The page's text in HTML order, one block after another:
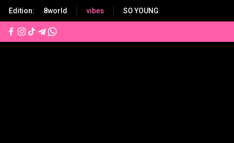
p
Edition: 8world vibes SO YOUNG